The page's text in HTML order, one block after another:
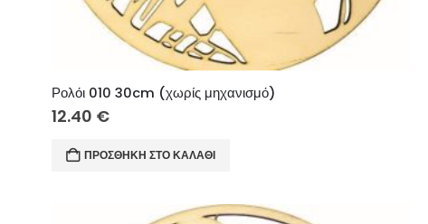
Ρολόι 010 30cm (χωρίς μηχανισμό)
12.40 €
ΠΡΟΣΘΉΚΗ ΣΤΟ ΚΑΛΆΘΙ